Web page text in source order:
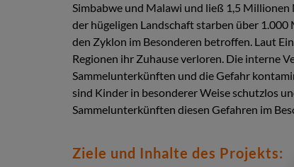
Simbabwe und Malawi und ließ 1,5
der hügeligen Landschaft starben über
den Zyklon im Besonderen betroffen. Laut
Regionen ihr Zuhause verloren. Die interne
Sammelunterkünften und die Gefahr
sind Kinder in besonderer Weise schutzlos
Sammelunterkünften diesen Gefahren im
Ziele und Inhalte des Projekts: